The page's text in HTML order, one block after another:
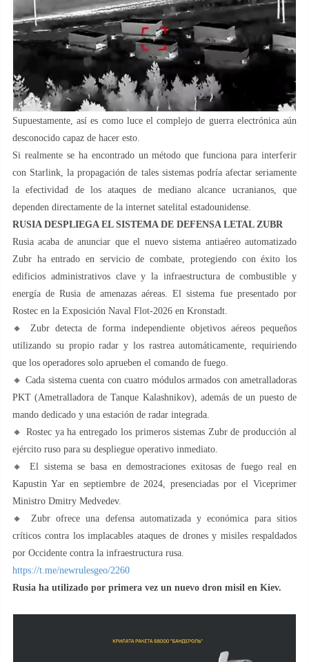
Supuestamente, así es como luce el complejo de guerra electrónica aún
desconocido capaz de hacer esto.
Si realmente se ha encontrado un método que funciona para interferir
con Starlink, la propagación de tales sistemas podría afectar seriamente
la efectividad de los ataques de mediano alcance ucranianos, que
dependen directamente de la internet satelital estadounidense.
RUSIA DESPLIEGA EL SISTEMA DE DEFENSA LETAL ZUBR
Rusia acaba de anunciar que el nuevo sistema antiaéreo automatizado
Zubr ha entrado en servicio de combate, protegiendo con éxito los
edificios administrativos clave y la infraestructura de combustible y
energía de Rusia de amenazas aéreas. El sistema fue presentado por
Rostec en la Exposición Naval Flot-2026 en Kronstadt.
🔸 Zubr detecta de forma independiente objetivos aéreos pequeños
utilizando su propio radar y los rastrea automáticamente, requiriendo
que los operadores solo aprueben el comando de fuego.
🔸 Cada sistema cuenta con cuatro módulos armados con ametralladoras
PKT (Ametralladora de Tanque Kalashnikov), además de un puesto de
mando dedicado y una estación de radar integrada.
🔸 Rostec ya ha entregado los primeros sistemas Zubr de producción al
ejército ruso para su despliegue operativo inmediato.
🔸 El sistema se basa en demostraciones exitosas de fuego real en
Kapustin Yar en septiembre de 2024, presenciadas por el Viceprimer
Ministro Dmitry Medvedev.
🔸 Zubr ofrece una defensa automatizada y económica para sitios
críticos contra los implacables ataques de drones y misiles respaldados
por Occidente contra la infraestructura rusa.
https://t.me/newrulesgeo/2260
Rusia ha utilizado por primera vez un nuevo dron misil en Kiev.